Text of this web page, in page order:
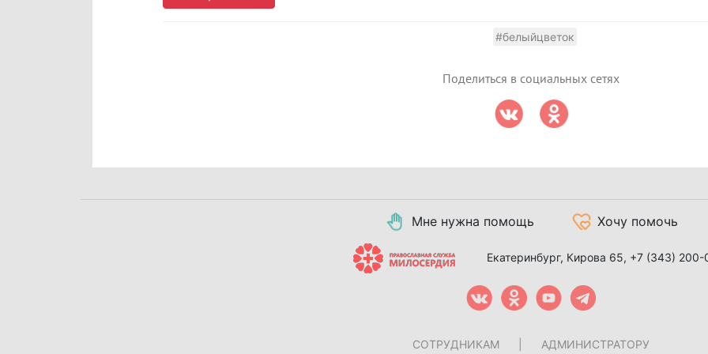
#белыйцветок
Поделиться в социальных сетях
Мне нужна помощь Хочу помочь
Екатеринбург, Кирова 65, +7 (343) 200-
СОТРУДНИКАМ АДМИНИСТРАТОРУ